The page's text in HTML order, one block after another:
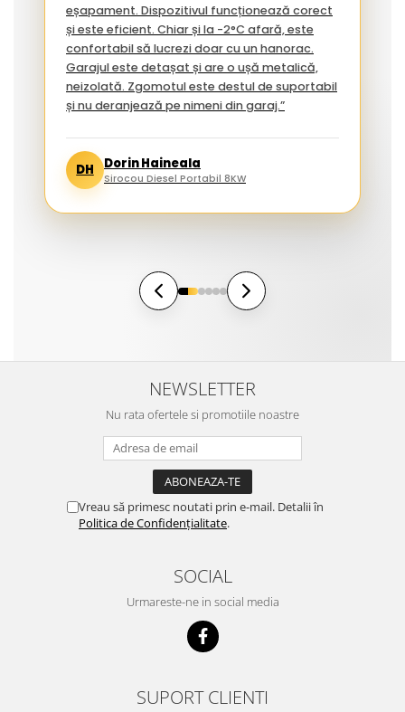
eșapament. Dispozitivul funcționează corect
și este eficient. Chiar și la -2°C afară, este
confortabil să lucrezi doar cu un hanorac.
Garajul este detașat și are o ușă metalică,
neizolată. Zgomotul este destul de suportabil
și nu deranjează pe nimeni din garaj.”
DH Dorin Haineala
Sirocou Diesel Portabil 8KW
NEWSLETTER
Nu rata ofertele si promotiile noastre
Vreau să primesc noutati prin e-mail. Detalii în
Politica de Confidențialitate.
SOCIAL
Urmareste-ne in social media
SUPORT CLIENTI